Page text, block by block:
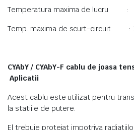
Temperatura maxima de lucru :
Temp. maxima de scurt-circuit :
CYAbY / CYAbY-F cablu de joasa
Aplicatii
Acest cablu este utilizat pentru
la statiile de putere.
El trebuie protejat impotriva